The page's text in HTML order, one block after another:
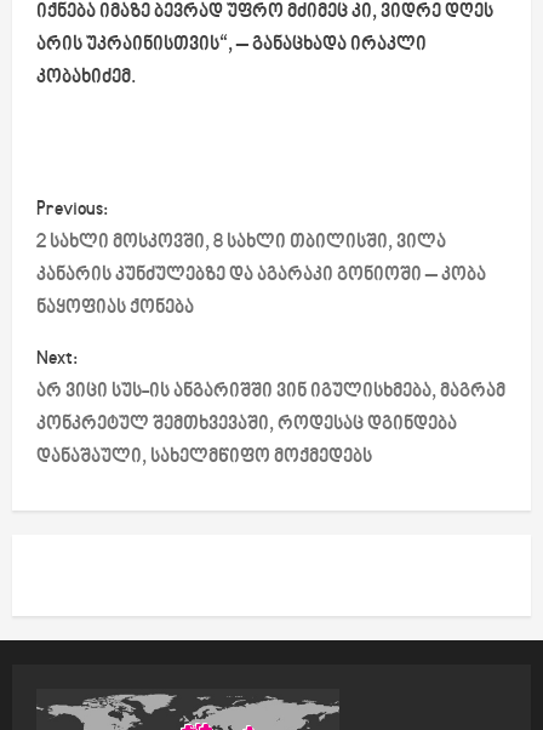
იქნება იმაზე ბევრად უფრო მძიმეც კი, ვიდრე დღეს
არის უკრაინისთვის“, –განაცხადა ირაკლი
კობახიძემ.
P
o
s
t
n
a
v
g
t
Previous:
2 სახლი მოსკოვში, 8 სახლი თბილისში, ვილა
კანარის კუნძულებზე და აგარაკი გონიოში – კობა
ნაყოფიას ქონება
Next:
არ ვიცი სუს-ის ანგარიშში ვინ იგულისხმება, მაგრამ
კონკრეტულ შემთხვევაში, როდესაც დგინდება
დანაშაული, სახელმწიფო მოქმედებს